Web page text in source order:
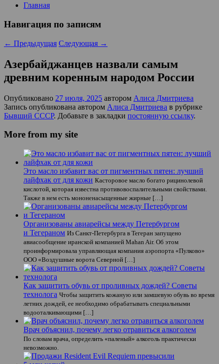
Главная
Навигация по записям
← Предыдущая Следующая →
Азербайджанцев назвали самым
древним коренным народом России
Опубликовано 27 июля, 2025 автором Алиса Дмитриева
Запись опубликована автором Алиса Дмитриева в рубрике
Бывший СССР. Добавьте в закладки постоянную ссылку.
More from my site
Это масло избавит вас от пигментных пятен: лучший
лайфхак от для кожи Касторовое масло богато рицинолевой
кислотой, которая известна противовоспалительными свойствами.
Также в нем есть мононенасыщенные жирные […]
Организованы авиарейсы между Петербургом
и Тегераном Из Санкт-Петербурга в Тегеран запущено
авиасообщение иранской компанией Mahan Air. Об этом
проинформировала управляющая компания аэропорта «Пулково»
ООО «Воздушные ворота Северной […]
Как защитить обувь от проливных дождей? Советы
технолога Чтобы защитить кожаную или замшевую обувь во время
летних дождей, ее необходимо обрабатывать специальными
водооталкивающими […]
Врач объяснил, почему легко отравиться алкоголем
По словам врача, определить «паленый» алкоголь практически
невозможно.